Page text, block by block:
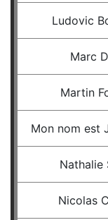
Ludovic
Marc
Martin
Mon nom est
Nathalie
Nicolas